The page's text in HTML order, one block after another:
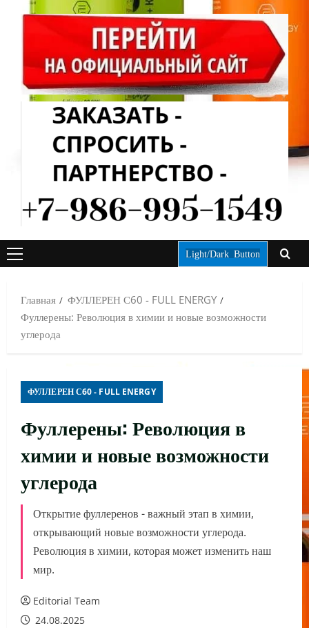
ОСНОВНОЕ
Light/Dark Button
Главная
ФУЛЛЕРЕН С60 - FULL ENERGY
Фуллерены: Революция в химии и новые возможности
углерода
ФУЛЛЕРЕН С60 - FULL ENERGY
Фуллерены: Революция в
химии и новые возможности
углерода
Открытие фуллеренов - важный этап в химии,
открывающий новые возможности углерода.
Революция в химии, которая может изменить наш
мир.
Editorial Team
24.08.2025